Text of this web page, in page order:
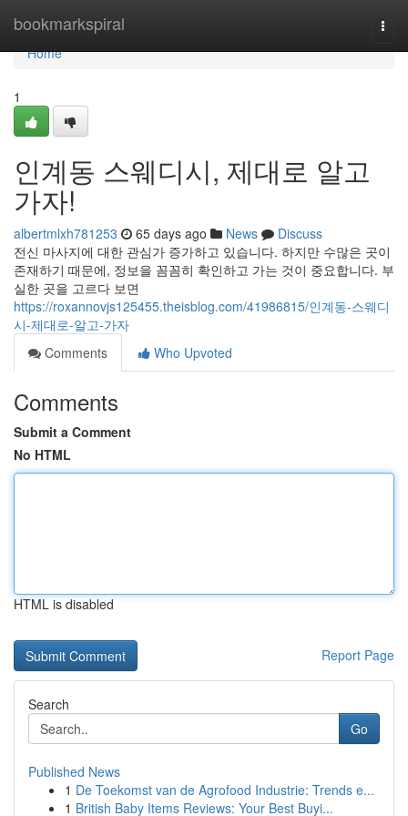
bookmarkspiral
Home
Home
1
인계동 스웨디시, 제대로 알고
가자!
albertmlxh781253 65 days ago News
Discuss
전신 마사지에 대한 관심가 증가하고 있습니다. 하지만 수많은 곳이
존재하기 때문에, 정보을 꼼꼼히 확인하고 가는 것이 중요합니다. 부
실한 곳을 고르다 보면
https://roxannovjs125455.theisblog.com/41986815/인계동-스웨디
시-제대로-알고-가자
Comments
Who Upvoted
Comments
Submit a Comment
No HTML
HTML is disabled
Report Page
Search
Go
Published News
1 De Toekomst van de Agrofood Industrie: Trends e...
1 British Baby Items Reviews: Your Best Buyi...